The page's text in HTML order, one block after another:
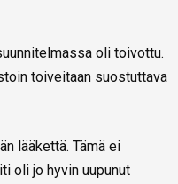
oli toivottu.
toiveitaan suostuttava
lääkettä. Tämä ei
oli jo hyvin uupunut